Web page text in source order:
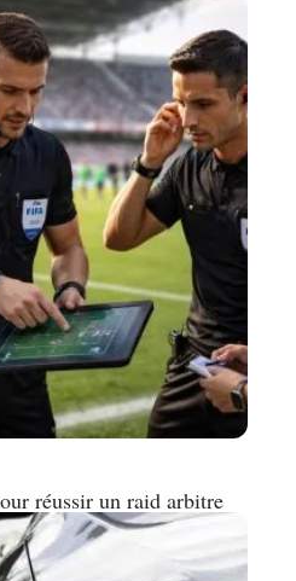
réussir un raid arbitre